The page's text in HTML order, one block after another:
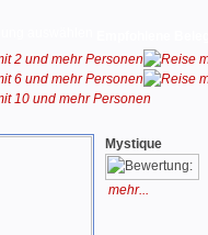
Mystique
mehr...